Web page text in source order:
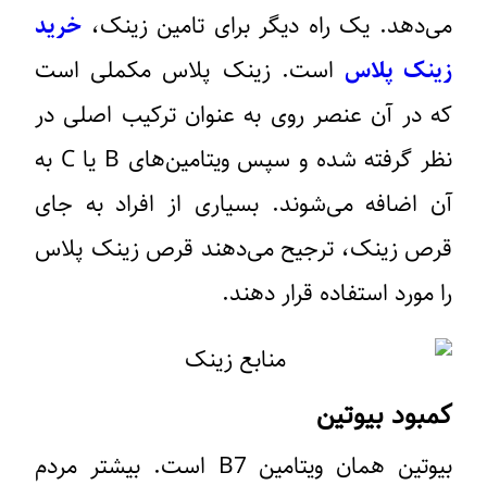
می‌دهد. یک راه دیگر برای تامین زینک، خرید
زینک پلاس است. زینک پلاس مکملی است
که در آن عنصر روی به عنوان ترکیب اصلی در
نظر گرفته شده و سپس ویتامین‌های B یا C به
آن اضافه می‌شوند. بسیاری از افراد به جای
قرص زینک، ترجیح می‌دهند قرص زینک پلاس
را مورد استفاده قرار دهند.
کمبود بیوتین
بیوتین همان ویتامین B7 است. بیشتر مردم